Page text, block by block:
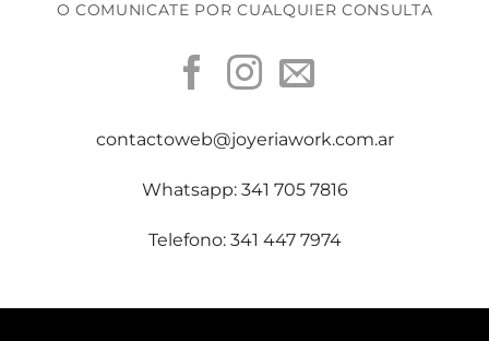
O COMUNICATE POR CUALQUIER CONSULTA
contactoweb@joyeriawork.com.ar
Whatsapp: 341 705 7816
Telefono: 341 447 7974